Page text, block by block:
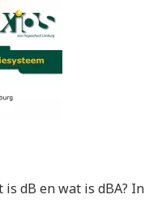
is dB en wat is dBA?